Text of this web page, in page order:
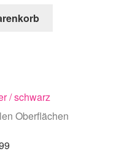
/ schwarz
Oberflächen